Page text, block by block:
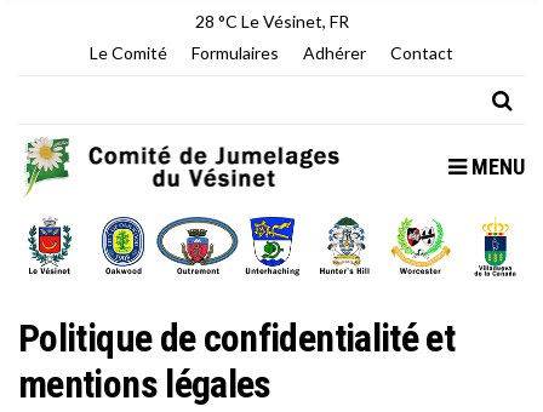
28 °C Le Vésinet, FR
Le Comité
Formulaires Adhérer Contact
MENU
Politique de confidentialité et
mentions légales